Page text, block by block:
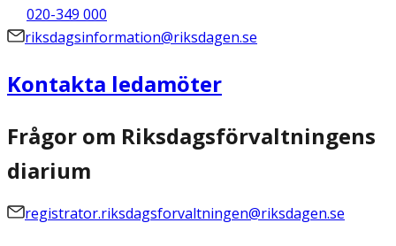
020-349 000
riksdagsinformation@riksdagen.se
Kontakta ledamöter
Frågor om Riksdagsförvaltningens
diarium
registrator.riksdagsforvaltningen@riksdagen.se